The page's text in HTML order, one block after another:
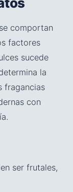
comportan
factores
sucede
la
fragancias
con
ser frutales,